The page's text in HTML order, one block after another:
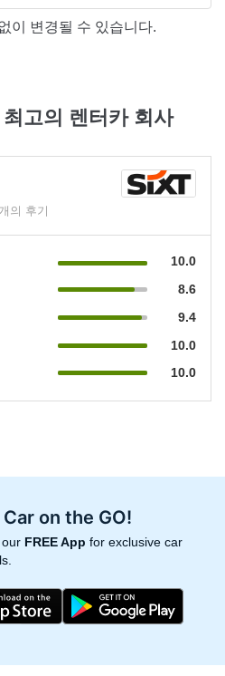
이 변경될 수 있습니다.
고의 렌터카 회사
의 후기
10.0
8.6
9.4
10.0
10.0
Car on the GO!
our FREE App for exclusive car